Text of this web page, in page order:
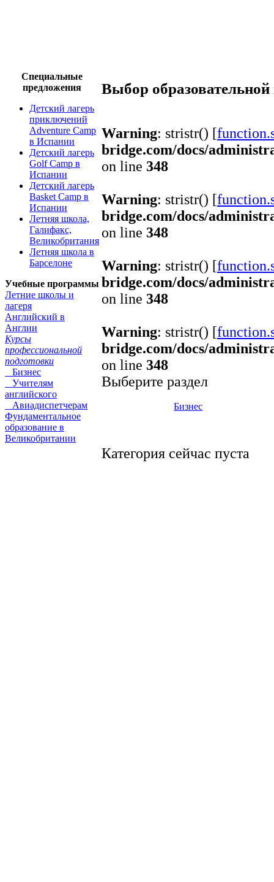
Специальные
предложения
Детский лагерь
приключений
Adventure Camp
в Испании
Детский лагерь
Golf Camp в
Испании
Детский лагерь
Basket Camp в
Испании
Летняя школа,
Галифакс,
Великобритания
Летняя школа в
Барселоне
Учебные программы
Летние школы и
лагеря
Английский в
Англии
Курсы
профессиональной
подготовки
Бизнес
Учителям
английского
Авиадиспетчерам
Фундаментальное
образование в
Великобритании
Выбор
Warning: stristr() [
bridge.com/docs/
on line 348
Warning: stristr() [
bridge.com/docs/
on line 348
Warning: stristr() [
bridge.com/docs/
on line 348
Warning: stristr() [
bridge.com/docs/
on line 348
Выберите раздел
Бизнес
Категория сейчас пуста